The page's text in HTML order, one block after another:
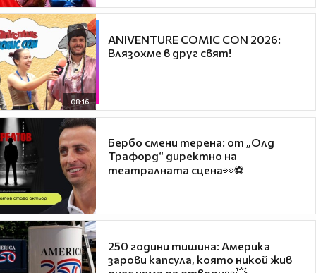
08:16
ANIVENTURE COMIC CON 2026:
Влязохме в друг свят!
Бербо смени терена: от „Олд
Трафорд“ директно на
театралната сцена👀⚽
250 години тишина: Америка
зарови капсула, която никой жив